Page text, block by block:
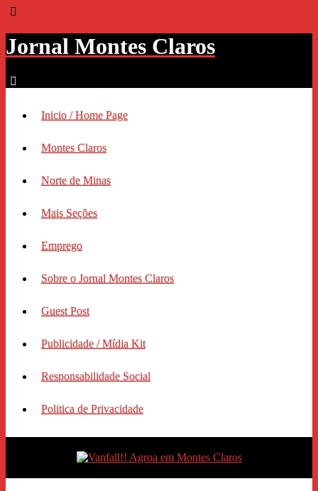
Jornal Montes Claros
Inicio / Home Page
Montes Claros
Norte de Minas
Mais Seções
Emprego
Sobre o Jornal Montes Claros
Guest Post
Publicidade / Mídia Kit
Responsabilidade Social
Politica de Privacidade